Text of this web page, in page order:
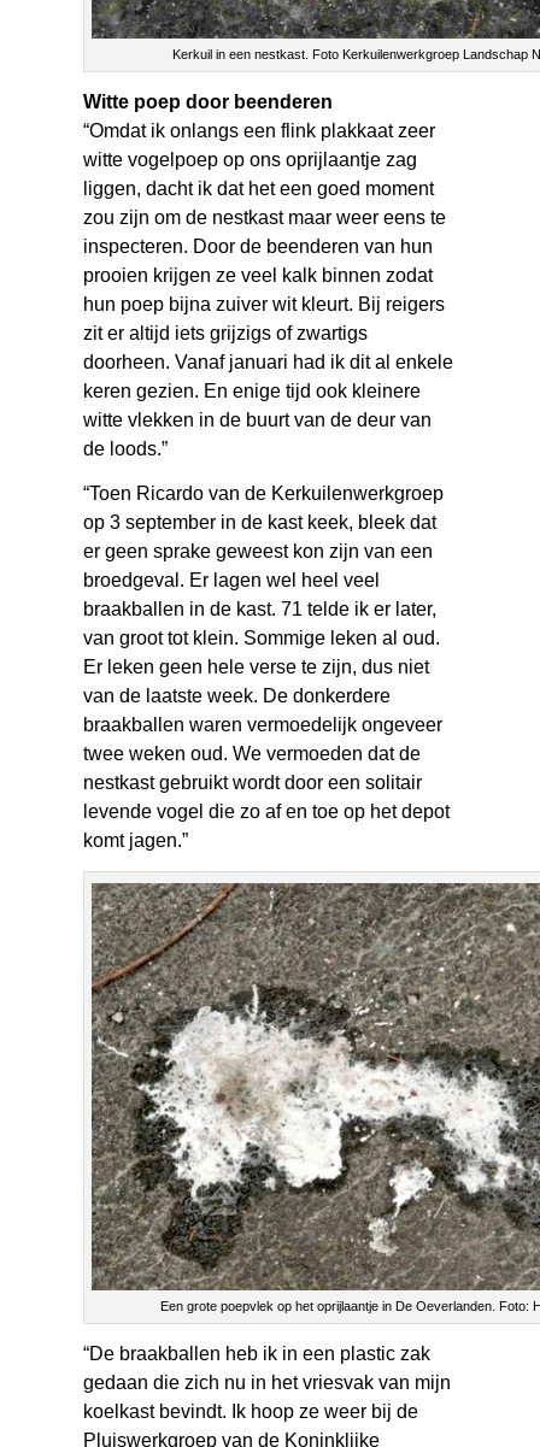
Kerkuil in een nestkast. Foto Kerkuilenwerkgroep Landschap
Witte poep door beenderen
“Omdat ik onlangs een flink plakkaat zeer
witte vogelpoep op ons oprijlaantje zag
liggen, dacht ik dat het een goed moment
zou zijn om de nestkast maar weer eens te
inspecteren. Door de beenderen van hun
prooien krijgen ze veel kalk binnen zodat
hun poep bijna zuiver wit kleurt. Bij reigers
zit er altijd iets grijzigs of zwartigs
doorheen. Vanaf januari had ik dit al enkele
keren gezien. En enige tijd ook kleinere
witte vlekken in de buurt van de deur van
de loods.”
“Toen Ricardo van de Kerkuilenwerkgroep
op 3 september in de kast keek, bleek dat
er geen sprake geweest kon zijn van een
broedgeval. Er lagen wel heel veel
braakballen in de kast. 71 telde ik er later,
van groot tot klein. Sommige leken al oud.
Er leken geen hele verse te zijn, dus niet
van de laatste week. De donkerdere
braakballen waren vermoedelijk ongeveer
twee weken oud. We vermoeden dat de
nestkast gebruikt wordt door een solitair
levende vogel die zo af en toe op het depot
komt jagen.”
Een grote poepvlek op het oprijlaantje in De Oeverlanden. Foto:
“De braakballen heb ik in een plastic zak
gedaan die zich nu in het vriesvak van mijn
koelkast bevindt. Ik hoop ze weer bij de
Pluiswerkgroep van de Koninklijke